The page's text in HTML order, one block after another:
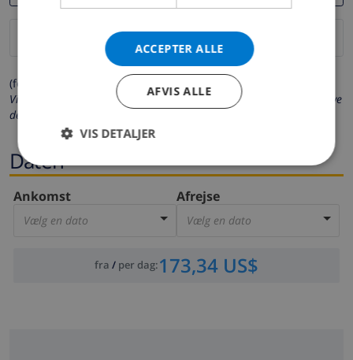
(felter markeret med * er obligatoriske)
Vi beskytter dit privatliv. Dine personlige oplysninger vil aldrig blive
delt med andre.
Daten
Ankomst
Vælg en dato
Afrejse
Vælg en dato
fra / per dag:173,34 US$
ACCEPTER ALLE
AFVIS ALLE
VIS DETALJER